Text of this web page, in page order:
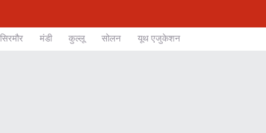
सिरमौर मंडी कुल्लू सोलन यूथ एजुकेशन